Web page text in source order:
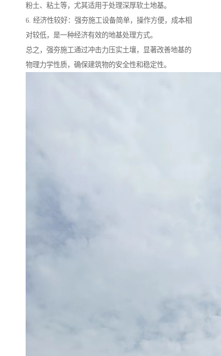
粉土、粘土等，尤其适用于处理深厚软土地基。
6. 经济性较好：强夯施工设备简单，操作方便，成本相
对较低，是一种经济有效的地基处理方式。
总之，强夯施工通过冲击力压实土壤，显著改善地基的
物理力学性质，确保建筑物的安全性和稳定性。